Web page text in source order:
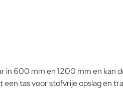
in 600 mm en 1200 mm en kan
tas voor stofvrije opslag en